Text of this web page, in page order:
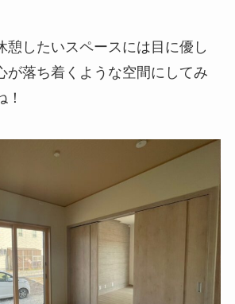
憩したいスペースには目に優し
が落ち着くような空間にしてみ